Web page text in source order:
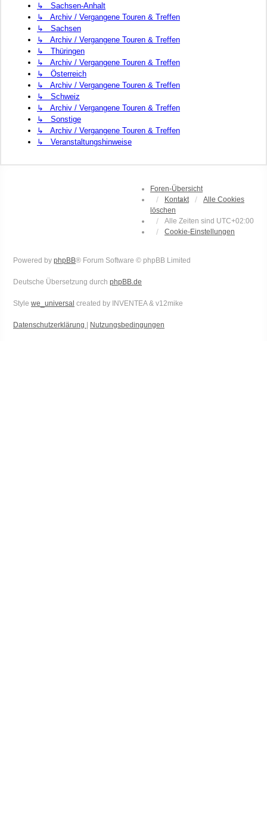
↳ Sachsen-Anhalt
↳ Archiv / Vergangene Touren & Treffen
↳ Sachsen
↳ Archiv / Vergangene Touren & Treffen
↳ Thüringen
↳ Archiv / Vergangene Touren & Treffen
↳ Österreich
↳ Archiv / Vergangene Touren & Treffen
↳ Schweiz
↳ Archiv / Vergangene Touren & Treffen
↳ Sonstige
↳ Archiv / Vergangene Touren & Treffen
↳ Veranstaltungshinweise
Foren-Übersicht
Kontakt
Alle Cookies
löschen
Alle Zeiten sind UTC+02:00
Cookie-Einstellungen
Powered by phpBB® Forum Software © phpBB Limited
Deutsche Übersetzung durch phpBB.de
Style we_universal created by INVENTEA & v12mike
Datenschutzerklärung Nutzungsbedingungen